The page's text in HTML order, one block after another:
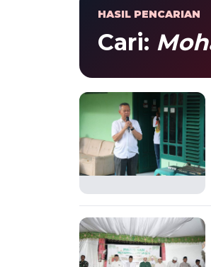
HASIL PENCARIAN
Cari: